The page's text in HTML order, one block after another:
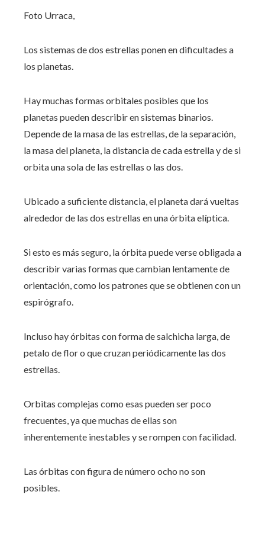
Foto Urraca,
Los sistemas de dos estrellas ponen en dificultades a
los planetas.
Hay muchas formas orbitales posibles que los
planetas pueden describir en sistemas binarios.
Depende de la masa de las estrellas, de la separación,
la masa del planeta, la distancia de cada estrella y de si
orbita una sola de las estrellas o las dos.
Ubicado a suficiente distancia, el planeta dará vueltas
alrededor de las dos estrellas en una órbita elíptica.
Si esto es más seguro, la órbita puede verse obligada a
describir varias formas que cambian lentamente de
orientación, como los patrones que se obtienen con un
espirógrafo.
Incluso hay órbitas con forma de salchicha larga, de
petalo de flor o que cruzan periódicamente las dos
estrellas.
Orbitas complejas como esas pueden ser poco
frecuentes, ya que muchas de ellas son
inherentemente inestables y se rompen con facilidad.
Las órbitas con figura de número ocho no son
posibles.